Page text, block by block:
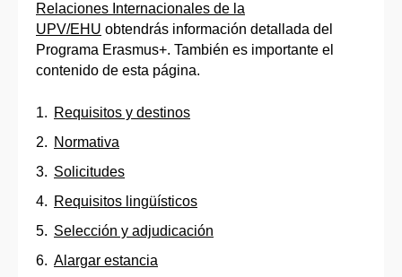
Relaciones Internacionales de la
UPV/EHU obtendrás información detallada del
Programa Erasmus+. También es importante el
contenido de esta página.
Requisitos y destinos
Normativa
Solicitudes
Requisitos lingüísticos
Selección y adjudicación
Alargar estancia